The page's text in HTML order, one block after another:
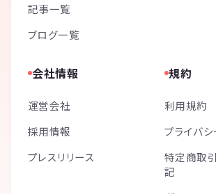
記事一覧
ブログ一覧
会社情報
運営会社
採用情報
プレスリリース
規約
利用規約
プライバ
特定商取
記